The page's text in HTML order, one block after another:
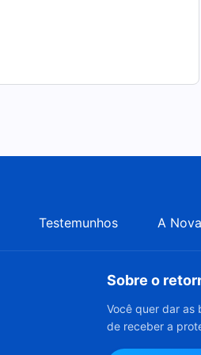
Testemunhos A
Sobre o
Você quer dar as
de receber a